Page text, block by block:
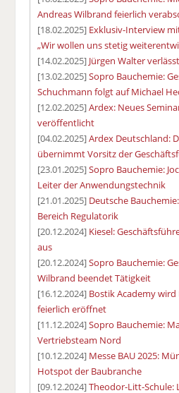
Andreas Wilbrand feierlich
[18.02.2025] Exklusiv-Interview
„Wir wollen uns stetig
[14.02.2025] Jürgen Walter
[13.02.2025]Sopro Bauchemie:
Schuchmann folgt auf Michael
[12.02.2025]Ardex: Neues
veröffentlicht
[04.02.2025]Ardex Deutschland:
übernimmt Vorsitz der
[23.01.2025]Sopro Bauchemie:
Leiter der Anwendungstechnik
[21.01.2025] Deutsche
Bereich Regulatorik
[20.12.2024] Kiesel:
aus
[20.12.2024]Sopro Bauchemie:
Wilbrand beendet Tätigkeit
[16.12.2024] Bostik Academy wird
feierlich eröffnet
[11.12.2024]Sopro Bauchemie:
Vertriebsteam Nord
[10.12.2024] Messe BAU 2025:
Hotspot der Baubranche
[09.12.2024]Theodor-Litt-Schule: